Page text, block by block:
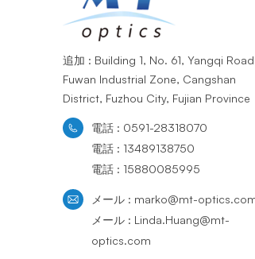
追加 : Building 1, No. 61, Yangqi
Fuwan Industrial Zone, Cangshan
District, Fuzhou City, Fujian Province
電話 : 0591-28318070
電話 : 13489138750
電話 : 15880085995
メール : marko@mt-
メール : Linda.Huang@mt-
optics.com